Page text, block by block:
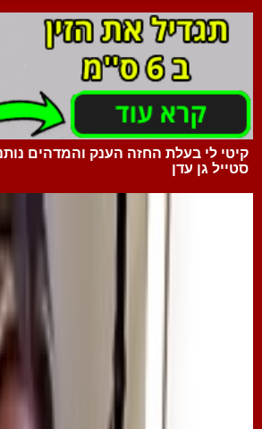
קיטי לי בעלת החזה הענק והמדהים
סטייל גן עדן